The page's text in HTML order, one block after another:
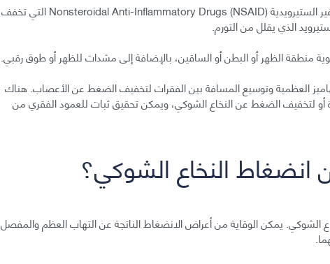
قد تتضمن الأدوية مضادات الالتهاب غير الستيرويدية Nonsteroidal Anti-Inflammatory Drugs (NSAID) التي تخفف
الذي يقلل من التورم.
منطقة الظهر أو البطن أو الساقين، بالإضافة إلى مشدات للظهر أو طوق رقبي.
العظمية وتوسيع المسافة بين الفقرات لتخفيف الضغط عن الأعصاب. هناك
أو لتخفيف الضغط عن النخاع الشوكي، ويمكن تحقيق ثبات للعمود الفقري من
انضغاط النخاع الشوكي؟
الشوكي. يمكن الوقاية من أعراض الانضغاط الناتجة عن التهاب العظم والمفصل